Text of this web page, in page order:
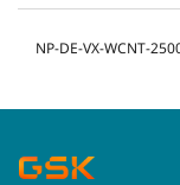
NP-DE-VX-WCNT-